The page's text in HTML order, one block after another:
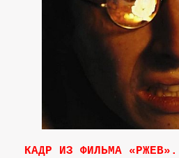
КАДР ИЗ ФИЛЬМА «РЖЕВ».